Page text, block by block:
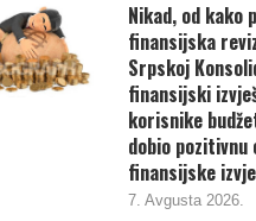
Nikad, od kako
finansijska
Srpskoj
finansijski
korisnike
dobio pozitivnu
finansijske
7. Avgusta 2026.